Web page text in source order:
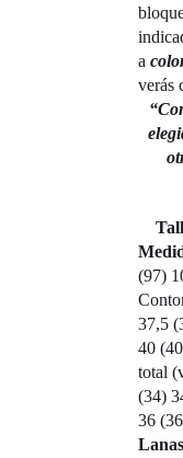
a
verás
(97)
37,5
40
total
(34)
36
Lanas